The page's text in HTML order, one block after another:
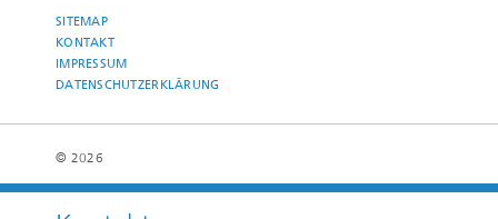
SITEMAP
KONTAKT
IMPRESSUM
DATENSCHUTZERKLÄRUNG
© 2026